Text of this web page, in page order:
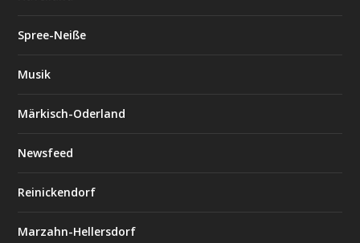
Spree-Neiße
Musik
Märkisch-Oderland
Newsfeed
Reinickendorf
Marzahn-Hellersdorf